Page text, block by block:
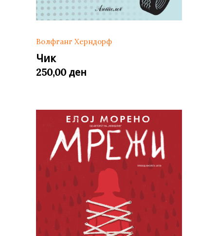
Волфганг Херндорф
Чик
250,00 ден